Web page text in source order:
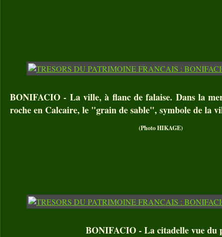
BONIFACIO - La ville, à flanc de falaise. Dans la
roche en Calcaire, le "grain de sable", symbole de la
(Photo HIKAGE)
BONIFACIO - La citadelle vue du